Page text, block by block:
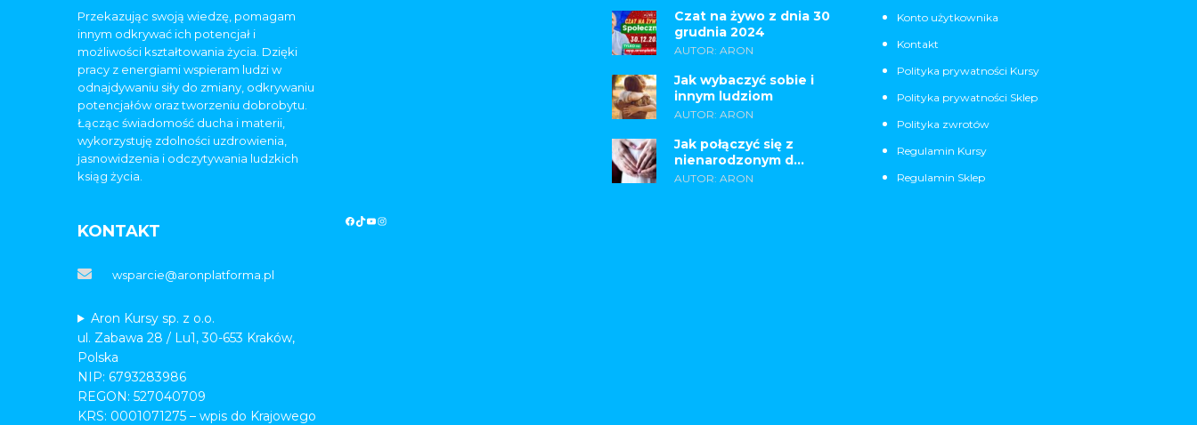
Przekazując swoją wiedzę, pomagam
innym odkrywać ich potencjał i
możliwości kształtowania życia. Dzięki
pracy z energiami wspieram ludzi w
odnajdywaniu siły do zmiany, odkrywaniu
potencjałów oraz tworzeniu dobrobytu.
Łącząc świadomość ducha i materii,
wykorzystuję zdolności uzdrowienia,
jasnowidzenia i odczytywania ludzkich
ksiąg życia.
Czat na żywo z dnia 30
grudnia 2024
AUTOR: ARON
Jak wybaczyć sobie i
innym ludziom
AUTOR: ARON
Jak połączyć się z
nienarodzonym d...
AUTOR: ARON
Konto użytkownika
Kontakt
Polityka prywatności Kursy
Polityka prywatności Sklep
Polityka zwrotów
Regulamin Kursy
Regulamin Sklep
KONTAKT
wsparcie@aronplatforma.pl
Aron Kursy sp. z o.o.
ul. Zabawa 28 / Lu1, 30-653 Kraków,
Polska
NIP: 6793283986
REGON: 527040709
KRS: 0001071275 – wpis do Krajowego